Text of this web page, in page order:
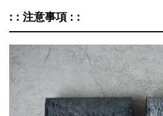
: : 注意事項 : :